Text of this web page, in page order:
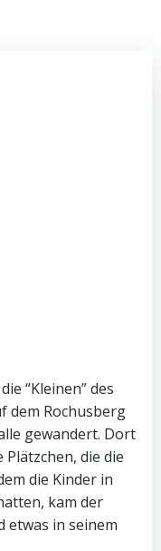
“Kleinen” des
dem Rochusberg
gewandert. Dort
die die
die Kinder in
kam der
etwas in seinem